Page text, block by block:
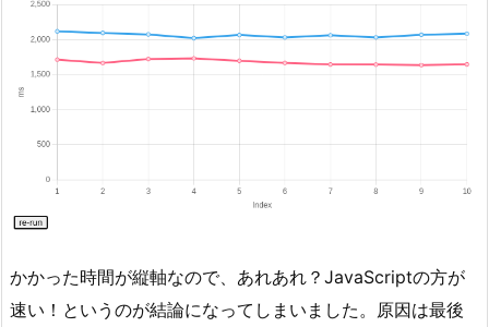
かかった時間が縦軸なので、あれあれ？JavaScriptの方が
速い！というのが結論になってしまいました。原因は最後